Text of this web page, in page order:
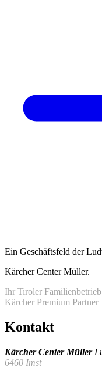
Ein Geschäftsfeld der
Kärcher Center Müller.
Ihr Tiroler
Kärcher Premium
Kontakt
Kärcher Center Müller
6460 Imst